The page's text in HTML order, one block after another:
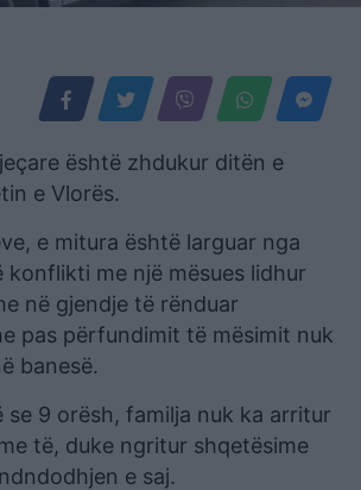
është zhdukur ditën e
e Vlorës.
e mitura është larguar nga
konflikti me një mësues lidhur
në gjendje të rënduar
pas përfundimit të mësimit nuk
banesë.
se 9 orësh, familja nuk ka arritur
të, duke ngritur shqetësime
e saj.